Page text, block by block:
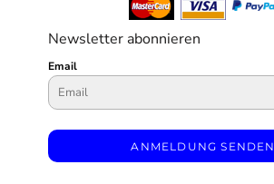
Newsletter abonnieren
Email
ANMELDUNG SENDEN